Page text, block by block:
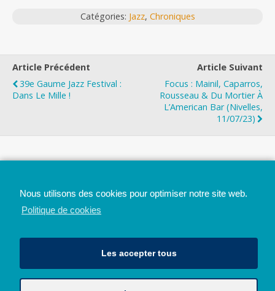
Catégories: Jazz, Chroniques
Article Précédent
39e Gaume Jazz Festival :
Dans Le Mille !
Article Suivant
Focus : Mainil, Caparros,
Rousseau & Du Mortier À
L’American Bar (Nivelles,
11/07/23)
Nous utilisons des cookies pour optimiser notre site web.
Politique de cookies
Les accepter tous